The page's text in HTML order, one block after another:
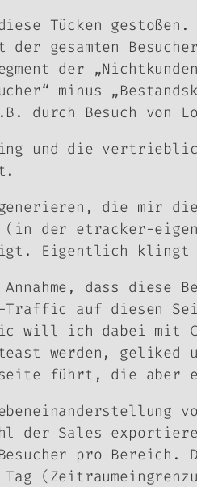
Tücken gestoßen.
der gesamten
der
minus
durch Besuch von
und die
die mir die
der etracker-
Eigentlich klingt
dass diese
Traffic auf diesen
will ich dabei mit
werden, geliked
führt, die aber
der Sales
pro
Tag